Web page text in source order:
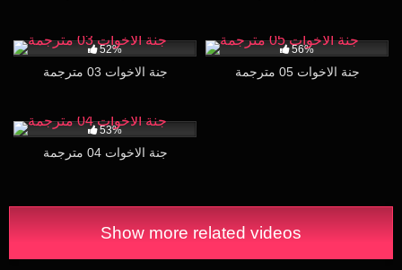
52%
جنة الاخوات 03 مترجمة
56%
جنة الاخوات 05 مترجمة
53%
جنة الاخوات 04 مترجمة
Show more related videos